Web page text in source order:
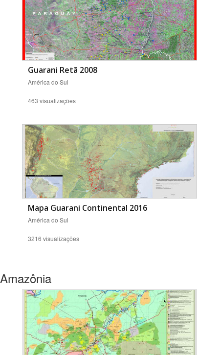
Área de Levantamento
Área Protegida
Guarani Retã 2008
América do Sul
463 visualizações
Mapa Guarani Continental 2016
América do Sul
3216 visualizações
Amazônia